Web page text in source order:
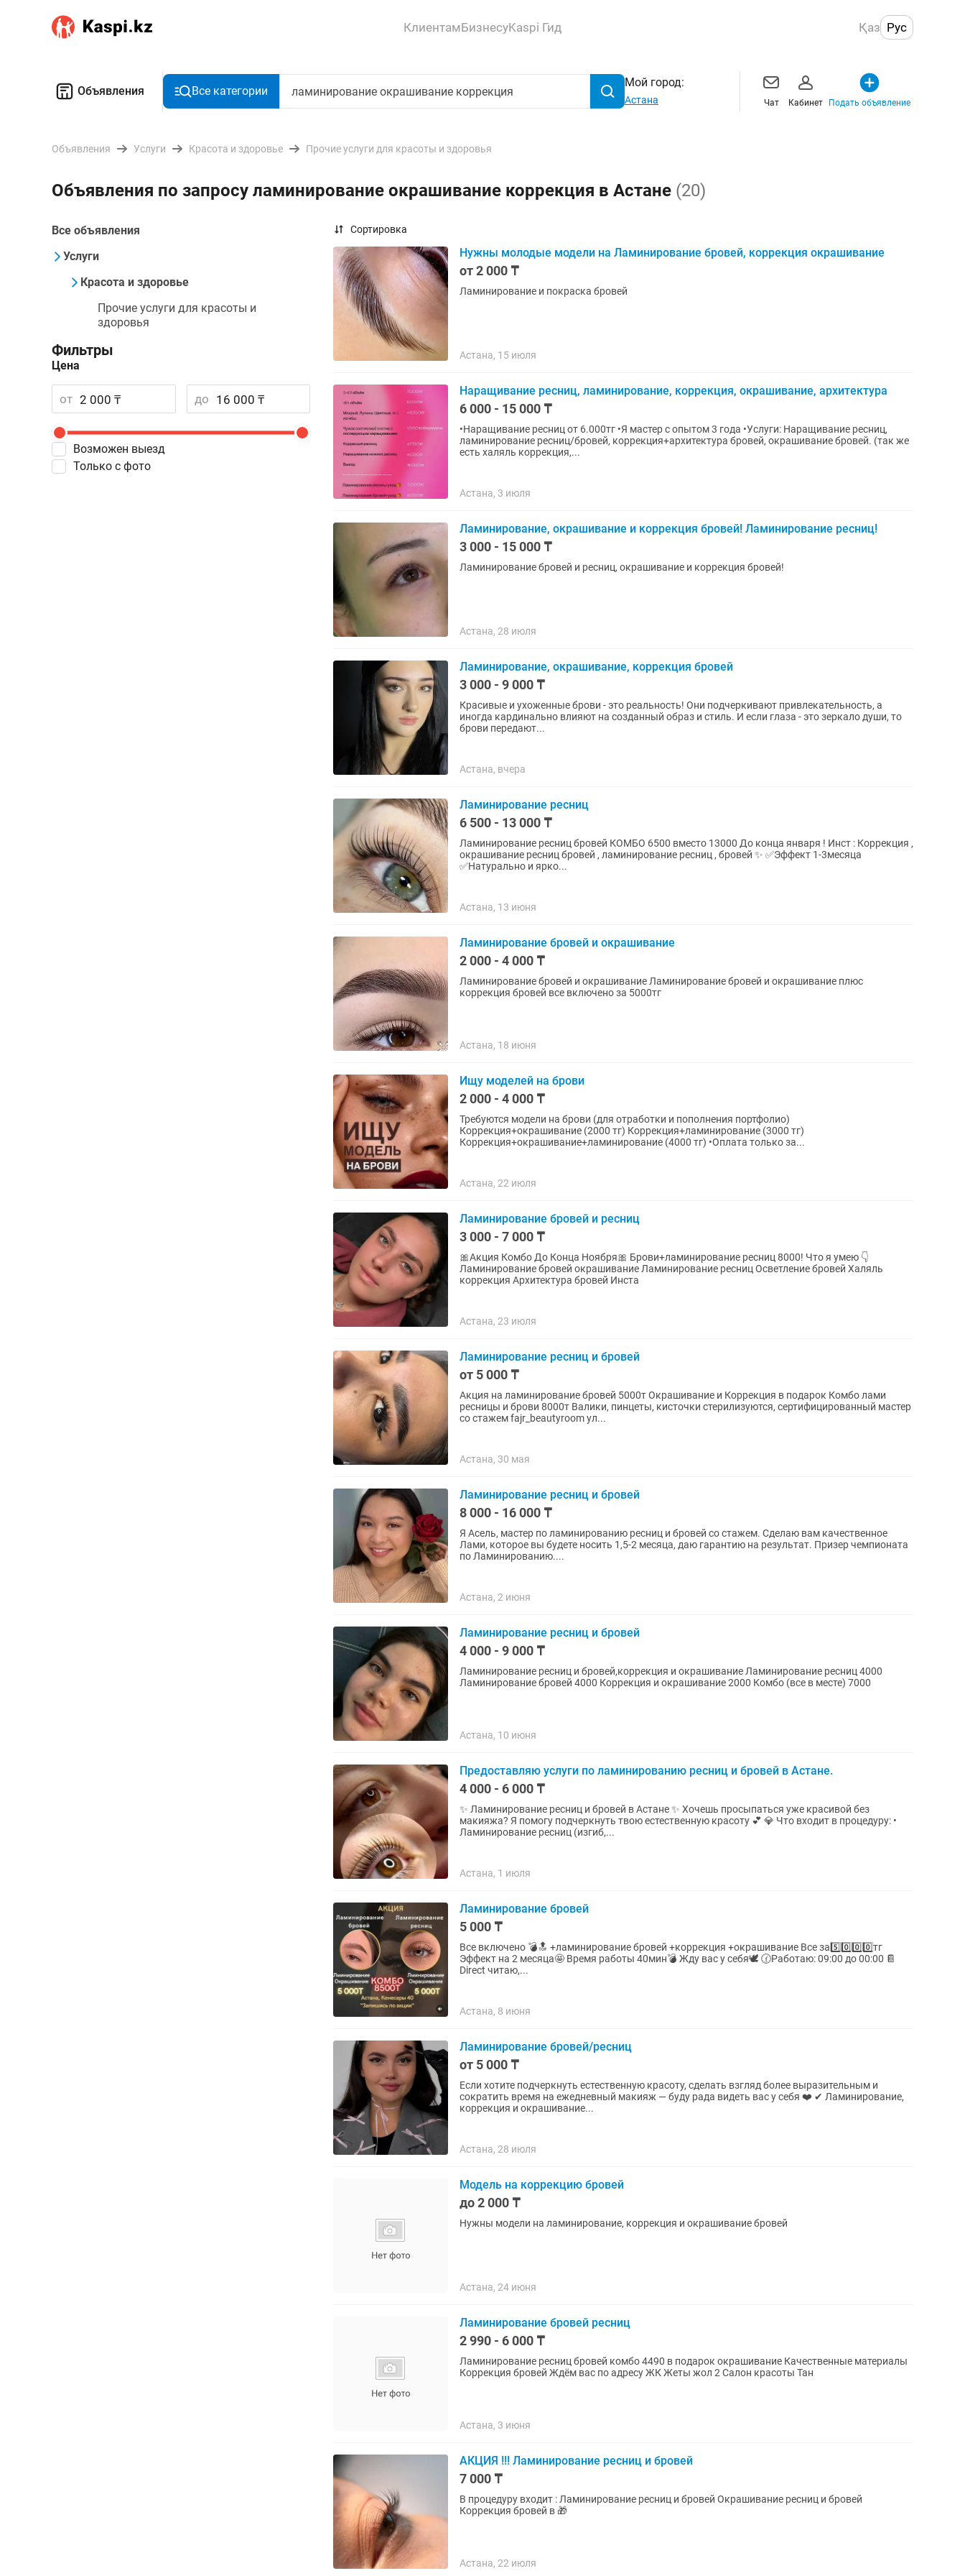
КлиентамБизнесуKaspi Гид Қаз Рус
Объявления Все категории
Мой город:
Астана Чат Кабинет Подать объявление
Объявления Услуги Красота и здоровье Прочие услуги для красоты и здоровья
Объявления по запросу ламинирование окрашивание коррекция в Астане (20)
Все объявления
Услуги
Красота и здоровье
Прочие услуги для красоты и
здоровья
Фильтры
Цена
от до
Возможен выезд
Только с фото
Сортировка
Нужны молодые модели на Ламинирование бровей, коррекция окрашивание
от 2 000 ₸
Ламинирование и покраска бровей
Астана, 15 июля
Наращивание ресниц, ламинирование, коррекция, окрашивание, архитектура
6 000 - 15 000 ₸
•Наращивание ресниц от 6.000тг •Я мастер с опытом 3 года •Услуги: Наращивание ресниц,
ламинирование ресниц/бровей, коррекция+архитектура бровей, окрашивание бровей. (так же
есть халяль коррекция,...
Астана, 3 июля
Ламинирование, окрашивание и коррекция бровей! Ламинирование ресниц!
3 000 - 15 000 ₸
Ламинирование бровей и ресниц, окрашивание и коррекция бровей!
Астана, 28 июля
Ламинирование, окрашивание, коррекция бровей
3 000 - 9 000 ₸
Красивые и ухоженные брови - это реальность! Они подчеркивают привлекательность, а
иногда кардинально влияют на созданный образ и стиль. И если глаза - это зеркало души, то
брови передают...
Астана, вчера
Ламинирование ресниц
6 500 - 13 000 ₸
Ламинирование ресниц бровей КОМБО 6500 вместо 13000 До конца января ! Инст : Коррекция ,
окрашивание ресниц бровей , ламинирование ресниц , бровей ✨ ✅Эффект 1-3месяца
✅Натурально и ярко...
Астана, 13 июня
Ламинирование бровей и окрашивание
2 000 - 4 000 ₸
Ламинирование бровей и окрашивание Ламинирование бровей и окрашивание плюс
коррекция бровей все включено за 5000тг
Астана, 18 июня
Ищу моделей на брови
2 000 - 4 000 ₸
Требуются модели на брови (для отработки и пополнения портфолио)
Коррекция+окрашивание (2000 тг) Коррекция+ламинирование (3000 тг)
Коррекция+окрашивание+ламинирование (4000 тг) •Оплата только за...
Астана, 22 июля
Ламинирование бровей и ресниц
3 000 - 7 000 ₸
🎀Акция Комбо До Конца Ноября🎀 Брови+ламинирование ресниц 8000! Что я умею 👇
Ламинирование бровей окрашивание Ламинирование ресниц Осветление бровей Халяль
коррекция Архитектура бровей Инста
Астана, 23 июля
Ламинирование ресниц и бровей
от 5 000 ₸
Акция на ламинирование бровей 5000т Окрашивание и Коррекция в подарок Комбо лами
ресницы и брови 8000т Валики, пинцеты, кисточки стерилизуются, сертифицированный мастер
со стажем fajr_beautyroom ул...
Астана, 30 мая
Ламинирование ресниц и бровей
8 000 - 16 000 ₸
Я Асель, мастер по ламинированию ресниц и бровей со стажем. Сделаю вам качественное
Лами, которое вы будете носить 1,5-2 месяца, даю гарантию на результат. Призер чемпионата
по Ламинированию....
Астана, 2 июня
Ламинирование ресниц и бровей
4 000 - 9 000 ₸
Ламинирование ресниц и бровей,коррекция и окрашивание Ламинирование ресниц 4000
Ламинирование бровей 4000 Коррекция и окрашивание 2000 Комбо (все в месте) 7000
Астана, 10 июня
Предоставляю услуги по ламинированию ресниц и бровей в Астане.
4 000 - 6 000 ₸
✨ Ламинирование ресниц и бровей в Астане ✨ Хочешь просыпаться уже красивой без
макияжа? Я помогу подчеркнуть твою естественную красоту 💕 💎 Что входит в процедуру: •
Ламинирование ресниц (изгиб,...
Астана, 1 июля
Ламинирование бровей
5 000 ₸
Все включено 💣🔝 +ламинирование бровей +коррекция +окрашивание Все за5️⃣0️⃣0️⃣0️⃣тг
Эффект на 2 месяца🤩 Время работы 40мин💣 Жду вас у себя🕊 🕜Работаю: 09:00 до 00:00 📔
Direct читаю,...
Астана, 8 июня
Ламинирование бровей/ресниц
от 5 000 ₸
Если хотите подчеркнуть естественную красоту, сделать взгляд более выразительным и
сократить время на ежедневный макияж — буду рада видеть вас у себя ❤️ ✔ Ламинирование,
коррекция и окрашивание...
Астана, 28 июля
Модель на коррекцию бровей
до 2 000 ₸
Нужны модели на ламинирование, коррекция и окрашивание бровей
Астана, 24 июня
Ламинирование бровей ресниц
2 990 - 6 000 ₸
Ламинирование ресниц бровей комбо 4490 в подарок окрашивание Качественные материалы
Коррекция бровей Ждём вас по адресу ЖК Жеты жол 2 Салон красоты Тан
Астана, 3 июня
АКЦИЯ !!! Ламинирование ресниц и бровей
7 000 ₸
В процедуру входит : Ламинирование ресниц и бровей Окрашивание ресниц и бровей
Коррекция бровей в 🎁
Астана, 22 июля